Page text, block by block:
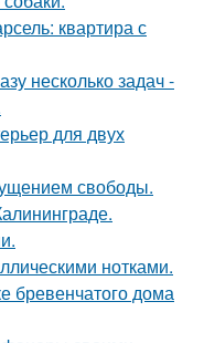
квартира с
несколько задач -
для двух
свободы.
нотками.
бревенчатого дома